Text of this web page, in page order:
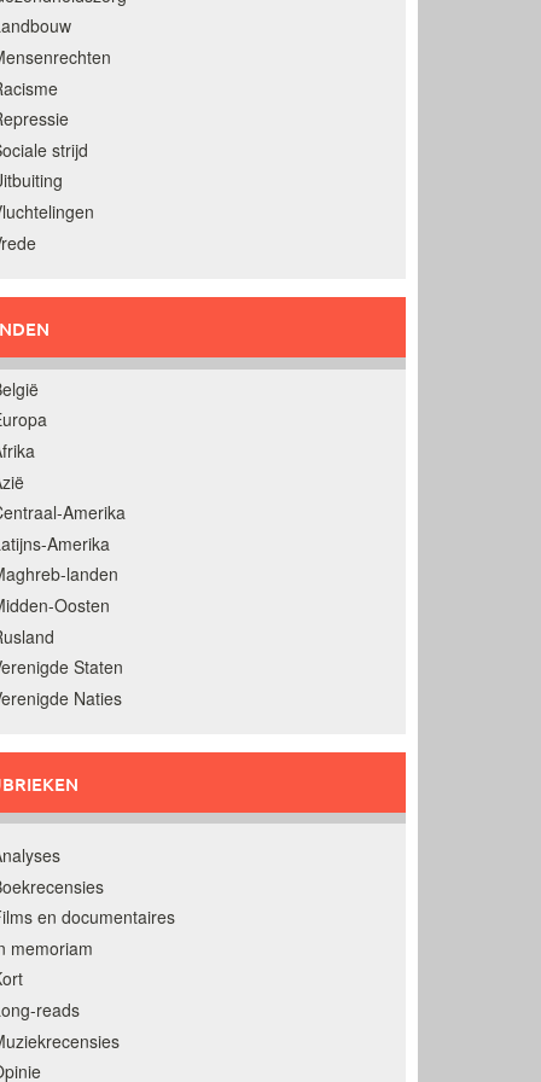
strijd
Amerika
Amerika
landen
Oosten
Staten
Naties
en documentaires
memoriam
reads